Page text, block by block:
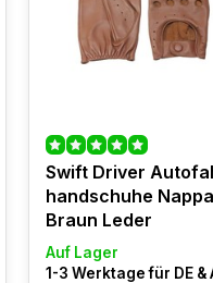
Swift Driver
handschuhe Nappa
Braun Leder
Auf Lager
1-3 Werktage für DE &